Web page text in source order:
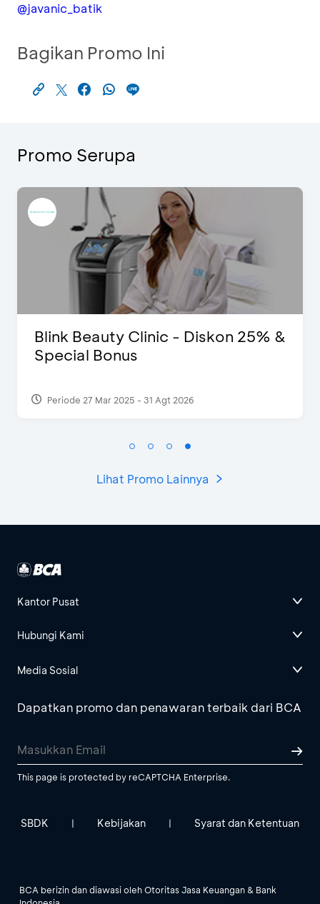
@javanic_batik
Bagikan Promo Ini
Promo Serupa
Beauty Clinic - Diskon 25% &
Bonus
27 Mar 2025 - 31 Agt 2026
Lihat Promo Lainnya
Kantor Pusat
Hubungi Kami
Media Sosial
Dapatkan promo dan penawaran terbaik dari BCA
This page is protected by reCAPTCHA Enterprise.
SBDK | Kebijakan | Syarat dan Ketentuan
BCA berizin dan diawasi oleh Otoritas Jasa Keuangan & Bank